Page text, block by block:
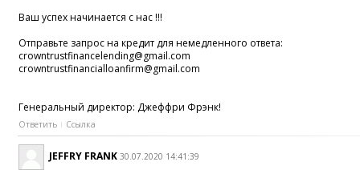
Ваш успех начинается с нас !!!
Отправьте запрос на кредит для немедленного ответа:
crowntrustfinancelending@gmail.com
crowntrustfinancialloanfirm@gmail.com
Генеральный директор: Джеффри Фрэнк!
Ответить Ссылка
JEFFRY FRANK 30.07.2020 14:41:39